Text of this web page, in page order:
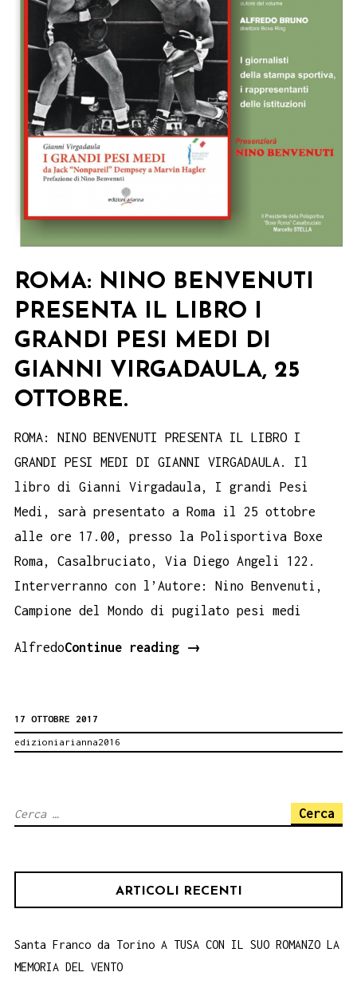
ROMA: NINO BENVENUTI
PRESENTA IL LIBRO I
GRANDI PESI MEDI DI
GIANNI VIRGADAULA, 25
OTTOBRE.
ROMA: NINO BENVENUTI PRESENTA IL LIBRO I
GRANDI PESI MEDI DI GIANNI VIRGADAULA. Il
libro di Gianni Virgadaula, I grandi Pesi
Medi, sarà presentato a Roma il 25 ottobre
alle ore 17.00, presso la Polisportiva Boxe
Roma, Casalbruciato, Via Diego Angeli 122.
Interverranno con l’Autore: Nino Benvenuti,
Campione del Mondo di pugilato pesi medi
AlfredoContinue reading
ROMA:
MEDI
DI
VIRGADAULA,
→
17 OTTOBRE 2017
edizioniarianna2016
Ricerca
ARTICOLI RECENTI
Santa Franco da Torino A TUSA CON IL SUO ROMANZO LA
MEMORIA DEL VENTO